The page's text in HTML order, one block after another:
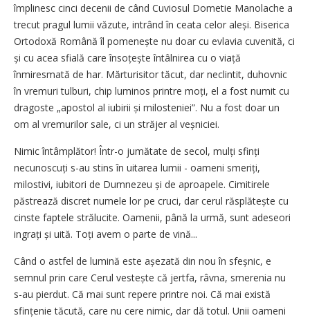
împlinesc cinci decenii de când Cuviosul Dometie Manolache a
trecut pragul lumii văzute, intrând în ceata celor aleși. Biserica
Ortodoxă Română îl pomenește nu doar cu evlavia cuvenită, ci
și cu acea sfială care însoțește întâlnirea cu o viață
înmiresmată de har. Mărturisitor tăcut, dar neclintit, duhovnic
în vremuri tulburi, chip luminos printre moți, el a fost numit cu
dragoste „apostol al iubirii și milosteniei”. Nu a fost doar un
om al vremurilor sale, ci un străjer al veșniciei.
Nimic întâmplător! Într-o jumătate de secol, mulți sfinți
necunoscuți s-au stins în uitarea lumii - oameni smeriți,
milostivi, iubitori de Dumnezeu și de aproapele. Cimitirele
păstrează discret numele lor pe cruci, dar cerul răsplătește cu
cinste faptele strălucite. Oamenii, până la urmă, sunt adeseori
ingrați și uită. Toți avem o parte de vină...
Când o astfel de lumină este așezată din nou în sfeșnic, e
semnul prin care Cerul vestește că jertfa, râvna, smerenia nu
s-au pierdut. Că mai sunt repere printre noi. Că mai există
sfințenie tăcută, care nu cere nimic, dar dă totul. Unii oameni